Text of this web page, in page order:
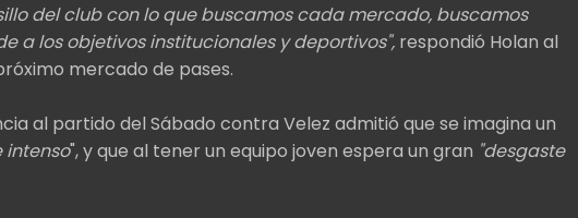
del club con lo que buscamos cada mercado, buscamos
a los objetivos institucionales y deportivos", respondió Holan al
mercado de pases.
al partido del Sábado contra Velez admitió que se imagina un
intenso", y que al tener un equipo joven espera un gran "desgaste